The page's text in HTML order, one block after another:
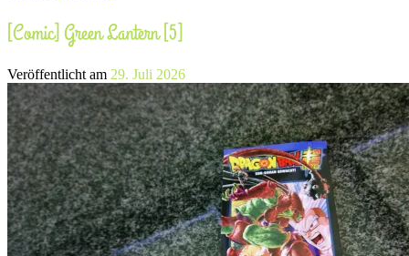
[Manga] Strange Pictures [2]
[Comic] Green Lantern [5]
Veröffentlicht am 29. Juli 2026